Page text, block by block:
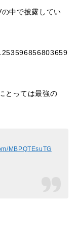
中で披露してい
とっては最強の
MBPQTEsuTG